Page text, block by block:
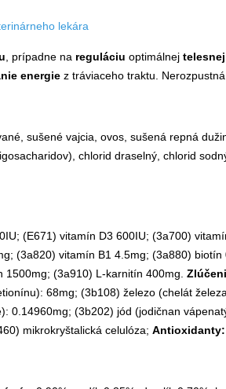
lekára
, prípadne na reguláciu optimálnej
energie z tráviaceho traktu.
sušené vajcia, ovos, sušená repná
chlorid draselný, chlorid
(E671) vitamín D3 600IU; (3a700)
(3a820) vitamín B1 4.5mg; (3a880)
(3a910) L-karnitín 400mg.
68mg; (3b108) železo (chelát
0.14960mg; (3b202) jód (jodičnan
mikrokryštalická celulóza; Antioxidanty: